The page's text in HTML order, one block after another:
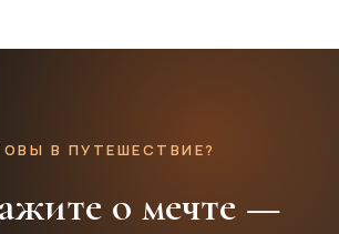
В ПУТЕШЕСТВИЕ?
о мечте —